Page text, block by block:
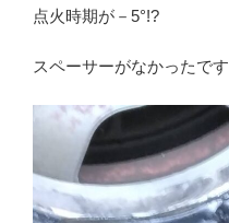
点火時期が－5°!?
スペーサーがなかったです